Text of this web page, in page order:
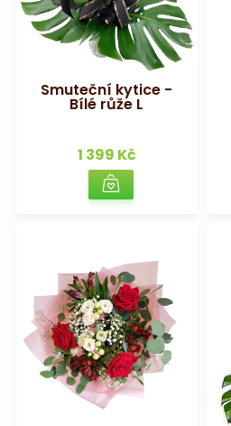
Smuteční kytice -
Bílé růže L
1 399 Kč